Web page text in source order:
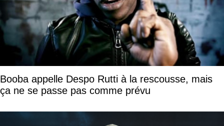
Booba appelle Despo Rutti à la rescousse, mais
ça ne se passe pas comme prévu